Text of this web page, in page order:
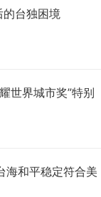
的台独困境
世界城市奖”特别
海和平稳定符合美